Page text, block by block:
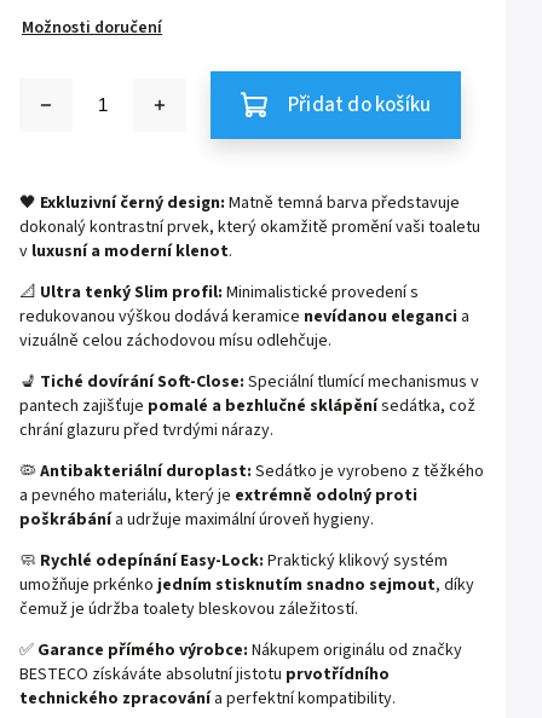
Možnosti doručení
Přidat do košíku
🖤 Exkluzivní černý design: Matně temná barva představuje
dokonalý kontrastní prvek, který okamžitě promění vaši toaletu
v luxusní a moderní klenot.
📐 Ultra tenký Slim profil: Minimalistické provedení s
redukovanou výškou dodává keramice nevídanou eleganci a
vizuálně celou záchodovou mísu odlehčuje.
💺 Tiché dovírání Soft-Close: Speciální tlumící mechanismus v
pantech zajišťuje pomalé a bezhlučné sklápěnísedátka, což
chrání glazuru před tvrdými nárazy.
🦠Antibakteriální duroplast: Sedátko je vyrobeno z těžkého
a pevného materiálu, který je extrémně odolný proti
poškrábánía udržuje maximální úroveň hygieny.
🧼 Rychlé odepínání Easy-Lock: Praktický klikový systém
umožňuje prkénko jedním stisknutím snadno sejmout, díky
čemuž je údržba toalety bleskovou záležitostí.
✅ Garance přímého výrobce: Nákupem originálu od značky
BESTECO získáváte absolutní jistotu prvotřídního
technického zpracovánía perfektní kompatibility.